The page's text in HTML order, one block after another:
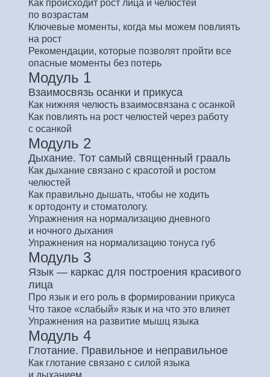
Как происходит рост лица и челюстей
по возрастам
Ключевые моменты, когда мы можем повлиять
на рост
Рекомендации, которые позволят пройти все
опасные моменты без потерь
Модуль 1
Взаимосвязь осанки и прикуса
Как нижняя челюсть взаимосвязана с осанкой
Как повлиять на рост челюстей через работу
с осанкой
Модуль 2
Дыхание. Тот самый священный грааль
Как дыхание связано с красотой и ростом
челюстей
Как правильно дышать, чтобы не ходить
к ортодонту и стоматологу.
Упражнения на нормализацию дневного
и ночного дыхания
Упражнения на нормализацию тонуса губ
Модуль 3
Язык — каркас для построения красивого
лица
Про язык и его роль в формировании прикуса
Что такое «слабый» язык и на что это влияет
Упражнения на развитие мышц языка
Модуль 4
Глотание. Правильное и неправильное
Как глотание связано с силой языка
и дыханием